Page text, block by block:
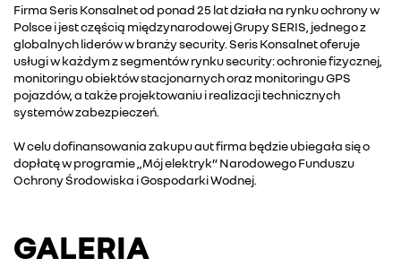
Firma Seris Konsalnet od ponad 25 lat działa na rynku ochrony w
Polsce i jest częścią międzynarodowej Grupy SERIS, jednego z
globalnych liderów w branży security. Seris Konsalnet oferuje
usługi w każdym z segmentów rynku security: ochronie fizycznej,
monitoringu obiektów stacjonarnych oraz monitoringu GPS
pojazdów, a także projektowaniu i realizacji technicznych
systemów zabezpieczeń.
W celu dofinansowania zakupu aut firma będzie ubiegała się o
dopłatę w programie „Mój elektryk” Narodowego Funduszu
Ochrony Środowiska i Gospodarki Wodnej.
GALERIA